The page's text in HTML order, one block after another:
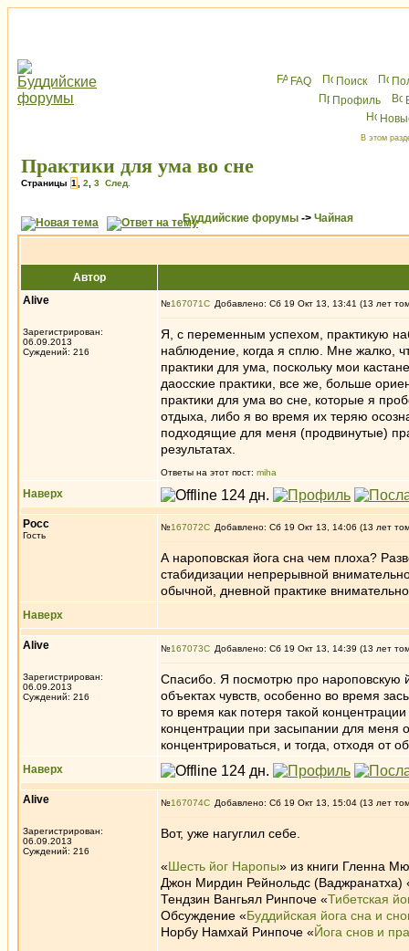
FAQ Поиск
Профиль
В этом
Практики для ума во сне
Страницы 1 2 3 След.
Буддийские форумы -> Чайная
Автор
Alive
Зарегистрирован:
06.09.2013
Суждений: 216
№167071 Добавлено: Сб 19 Окт 13, 13:41 (13 лет
Я, с переменным успехом, практикую
наблюдение, когда я сплю. Мне жалко,
практики для ума, поскольку мои
даосские практики, все же, больше
практики для ума во сне, которые я
отдыха, либо я во время их теряю
подходящие для меня (продвинутые)
результатах.
Ответы на этот пост: miha
Наверх
Росс
Гость
№167072 Добавлено: Сб 19 Окт 13, 14:06 (13 лет
А нароповская йога сна чем плоха?
стабидизации непрерывной
обычной, дневной практике
Наверх
Alive
Зарегистрирован:
06.09.2013
Суждений: 216
№167073 Добавлено: Сб 19 Окт 13, 14:39 (13 лет
Спасибо. Я посмотрю про нароповскую
объектах чувств, особенно во время
то время как потеря такой
концентрации при засыпании для меня
концентрироваться, и тогда, отходя от
Наверх
Alive
Зарегистрирован:
06.09.2013
Суждений: 216
№167074 Добавлено: Сб 19 Окт 13, 15:04 (13 лет
Вот, уже нагуглил себе.
«Шесть йог Наропы» из книги Гленна
Джон Мирдин Рейнольдс (Ваджранатха)
Тендзин Вангьял Ринпоче «Тибетская
Обсуждение «Буддийская йога сна и
Норбу Намхай Ринпоче «Йога снов и